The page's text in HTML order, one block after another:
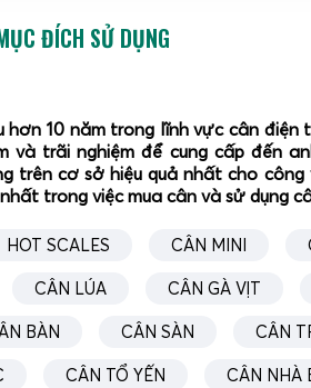
ĐÍCH SỬ DỤNG
hơn 10 năm trong lĩnh vực cân điện
và trãi nghiệm để cung cấp đến
trên cơ sở hiệu quả nhất cho
trong việc mua cân và sử dụng
HOT SCALES CÂN MINI
CÂN LÚA CÂN GÀ VỊT
BÀN CÂN SÀN CÂN
CÂN TỔ YẾN CÂN NHÀ